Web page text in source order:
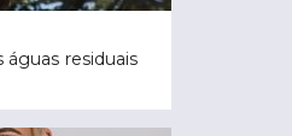
residuais